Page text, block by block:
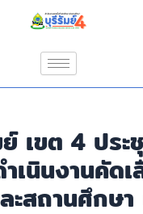
เขต 4 ประ
เนินงานคัด
ะสถานศึกษา